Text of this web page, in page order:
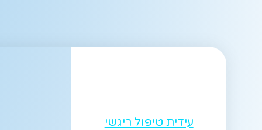
עידית טיפול ריגשי